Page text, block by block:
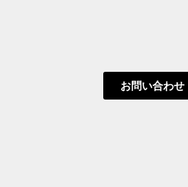
お問い合わせ